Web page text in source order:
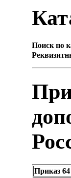
Поиск по
Приказ